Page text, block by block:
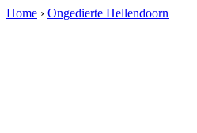
Home › Ongedierte Hellendoorn